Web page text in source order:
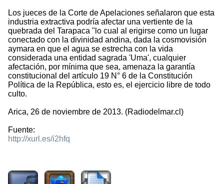
Los jueces de la Corte de Apelaciones señalaron que esta
industria extractiva podría afectar una vertiente de la
quebrada del Tarapaca "lo cual al erigirse como un lugar
conectado con la divinidad andina, dada la cosmovisión
aymara en que el agua se estrecha con la vida
considerada una entidad sagrada 'Uma', cualquier
afectación, por mínima que sea, amenaza la garantía
constitucional del artículo 19 N° 6 de la Constitución
Política de la República, esto es, el ejercicio libre de todo
culto.
Arica, 26 de noviembre de 2013. (Radiodelmar.cl)
Fuente:
http://xurl.es/i2hfq